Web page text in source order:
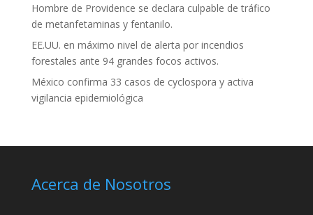
Hombre de Providence se declara culpable de tráfico
de metanfetaminas y fentanilo.
EE.UU. en máximo nivel de alerta por incendios
forestales ante 94 grandes focos activos.
México confirma 33 casos de cyclospora y activa
vigilancia epidemiológica
Acerca de Nosotros